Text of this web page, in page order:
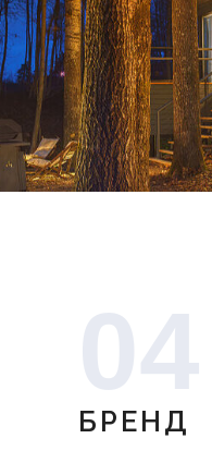
БРЕНД
04